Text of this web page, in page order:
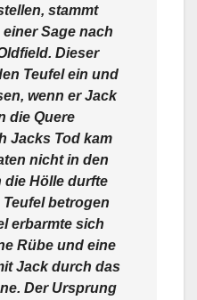
stammt
Sage nach
Dieser
Teufel ein und
wenn er Jack
die Quere
Jacks Tod kam
nicht in den
die Hölle durfte
betrogen
erbarmte sich
Rübe und eine
Jack durch das
Der Ursprung